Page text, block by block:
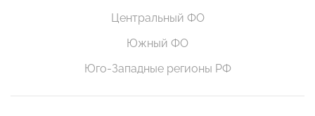
Центральный ФО
Южный ФО
Юго-Западные регионы РФ